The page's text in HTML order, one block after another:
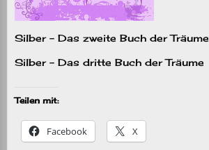
Silber – Das zweite Buch der Träume
Silber – Das dritte Buch der Träume
Teilen mit:
Facebook X